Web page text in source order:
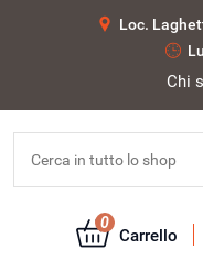
Loc.
Chi
0
Carrello